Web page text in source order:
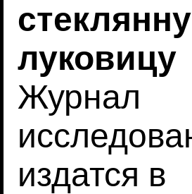
луковицу
Журнал
издатся в